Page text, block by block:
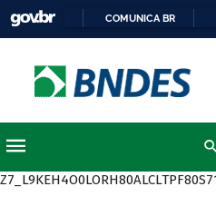
COMUNICA BR